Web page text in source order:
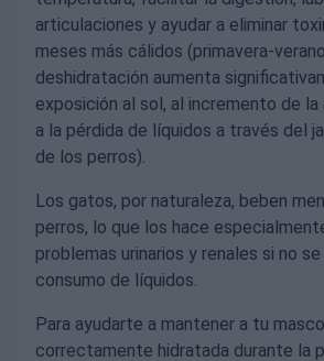
articulaciones y ayudar a eliminar
meses más cálidos (primavera-
deshidratación aumenta
exposición al sol, al incremento de
a la pérdida de líquidos a través del
de los perros).
Los gatos, por naturaleza, beben
perros, lo que los hace
problemas urinarios y renales si no
consumo de líquidos.
Para ayudarte a mantener a tu
correctamente hidratada durante la